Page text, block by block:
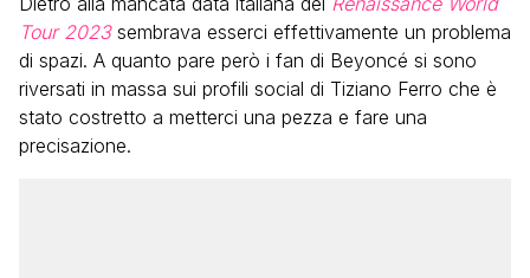
Tour 2023sembrava esserci effettivamente un problema
di spazi. A quanto pare però i fan di Beyoncé si sono
riversati in massa sui profili social di Tiziano Ferro che è
stato costretto a metterci una pezza e fare una
precisazione.